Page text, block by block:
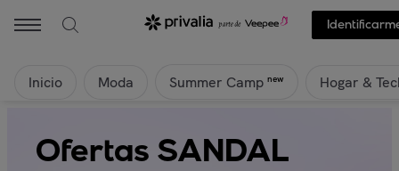
Inicio Moda Summer Camp new Hogar &
Ofertas SANDAL